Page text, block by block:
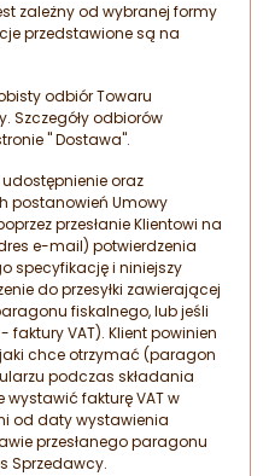
zależny od wybranej formy
przedstawione są na
odbiór Towaru
Szczegóły odbiorów
" Dostawa".
udostępnienie oraz
postanowień Umowy
przesłanie Klientowi na
e-mail) potwierdzenia
specyfikację i niniejszy
do przesyłki zawierającej
fiskalnego, lub jeśli
faktury VAT). Klient powinien
chce otrzymać (paragon
podczas składania
fakturę VAT w
od daty wystawienia
przesłanego paragonu
Sprzedawcy.